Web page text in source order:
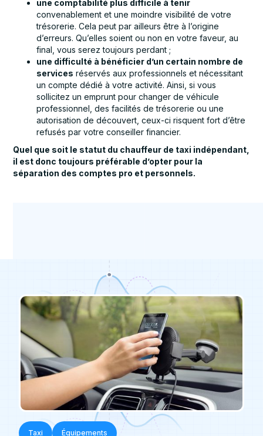
une comptabilité plus difficile à tenir
convenablement et une moindre visibilité de votre
trésorerie. Cela peut par ailleurs être à l’origine
d’erreurs. Qu’elles soient ou non en votre faveur, au
final, vous serez toujours perdant ;
une difficulté à bénéficier d’un certain nombre de
services réservés aux professionnels et nécessitant
un compte dédié à votre activité. Ainsi, si vous
sollicitez un emprunt pour changer de véhicule
professionnel, des facilités de trésorerie ou une
autorisation de découvert, ceux-ci risquent fort d’être
refusés par votre conseiller financier.
Quel que soit le statut du chauffeur de taxi indépendant,
il est donc toujours préférable d’opter pour la
séparation des comptes pro et personnels.
Taxi Équipements